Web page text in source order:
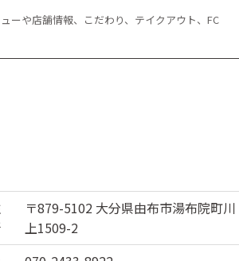
ーや店舗情報、こだわり、テイクアウト、FC
〒879-5102 大分県由布市湯布院町川
上1509-2